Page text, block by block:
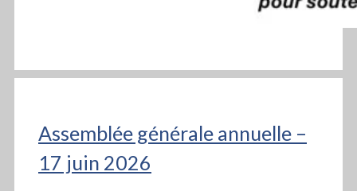
Assemblée générale annuelle –
17 juin 2026